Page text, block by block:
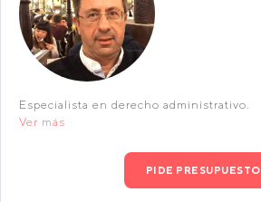
Especialista en derecho administrativo.
Ver más
PIDE PRESUPUESTO